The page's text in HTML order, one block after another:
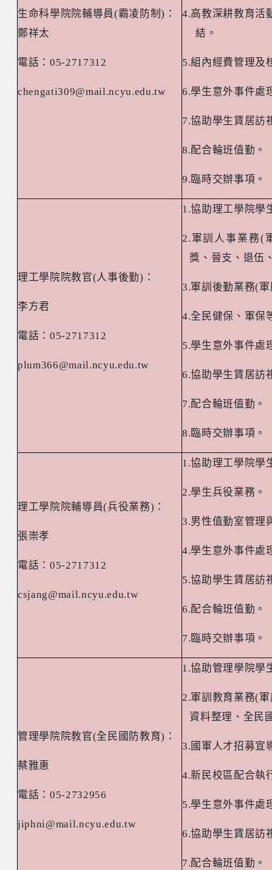
生命科學院院輔導員(霸凌防制) ：
鄭祥太
電話：05-2717312
chengati309@mail.ncyu.edu.tw
4.高教深耕教育活
結。
5.組內經費管理及
6.學生意外事件處
7.協助學生賃居訪
8.配合輪班值勤。
9.臨時交辦事項。
理工學院院教官(人事後勤) ：
李方君
電話：05-2717312
plum366@mail.ncyu.edu.tw
1.協助理工學院學
2. 軍訓人事業務(
獎、晉支、退伍
3.軍訓後勤業務(
4.全民健保、軍保
5.學生意外事件處
6.協助學生賃居訪
7.配合輪班值勤。
8.臨時交辦事項。
理工學院院輔導員(兵役業務) ：
張崇孝
電話：05-2717312
csjang@mail.ncyu.edu.tw
1.協助理工學院學
2.學生兵役業務。
3.男性值勤室管理
4.學生意外事件處
5.協助學生賃居訪
6.配合輪班值勤。
7.臨時交辦事項。
管理學院院教官(全民國防教育) ：
蔡雅惠
電話：05-2732956
jiphni@mail.ncyu.edu.tw
1.協助管理學院學
2.軍訓教育業務(
資料整理、全民
3. 國軍人才招募宣
4.新民校區配合執
5.學生意外事件處
6.協助學生賃居訪
7.配合輪班值勤。